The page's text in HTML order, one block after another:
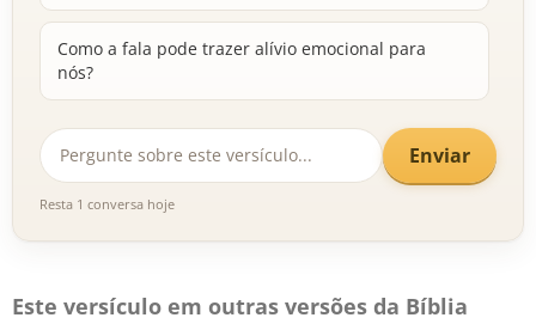
Como a fala pode trazer alívio emocional para
nós?
Enviar
Resta 1 conversa hoje
Este versículo em outras versões da Bíblia